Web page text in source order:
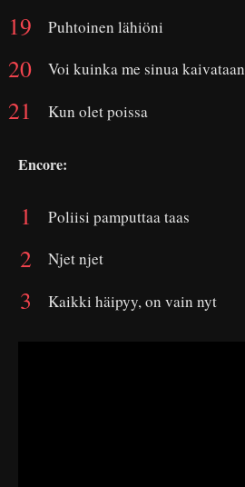
Puhtoinen lähiöni
Voi kuinka me sinua kaivataan
Kun olet poissa
Encore:
Poliisi pamputtaa taas
Njet njet
Kaikki häipyy, on vain nyt